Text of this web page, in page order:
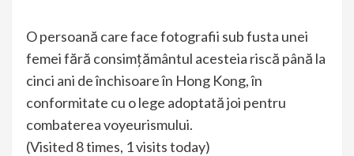
O persoană care face fotografii sub fusta unei
femei fără consimţământul acesteia riscă până la
cinci ani de închisoare în Hong Kong, în
conformitate cu o lege adoptată joi pentru
combaterea voyeurismului.
(Visited 8 times, 1 visits today)